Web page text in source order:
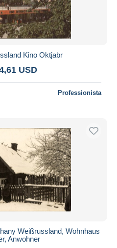
Kino Oktjabr
USD
Professionista
Weißrussland, Wohnhaus
Anwohner